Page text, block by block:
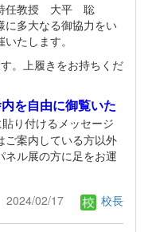
特任教授 大平 聡
に多大なる御協力をい
たします。
。上履きをお持ちくだ
を自由に御覧いた
り付けるメッセージ
ご案内している方以外
ル展の方に足をお運
2024/02/17 校長